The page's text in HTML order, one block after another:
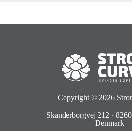
Copyright © 2026
Skanderborgvej 212 ·
Denmark